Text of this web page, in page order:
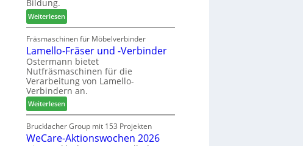
t
f
f
e
i
n
N
e
u
e
r
G
e
s
c
h
ä
f
Bildung.
Weiterlesen:
A
u
s
z
e
i
c
h
n
u
n
Fräsmaschinen für Möbelverbinder
Lamello-Fräser und -Verbinder
Ostermann bietet
Nutfräsmaschinen für die
Verarbeitung von Lamello-
Verbindern an.
Weiterlesen:
L
a
m
Brucklacher Group mit 153 Projekten
WeCare-Aktionswochen 2026